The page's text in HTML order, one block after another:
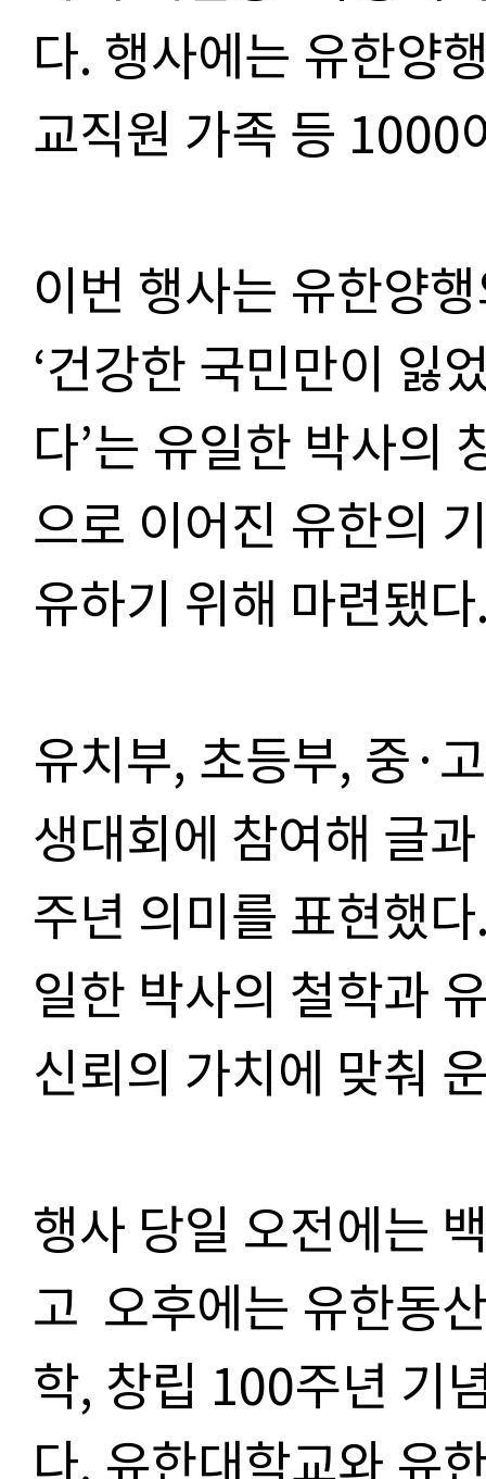
다. 행사에는 유한양
교직원 가족 등 1000
이번 행사는 유한양
‘건강한 국민만이 잃
다’는 유일한 박사의
으로 이어진 유한의
유하기 위해 마련됐
유치부, 초등부, 중·
생대회에 참여해 글
주년 의미를 표현했
일한 박사의 철학과
신뢰의 가치에 맞춰
행사 당일 오전에는
고 오후에는 유한동
학, 창립 100주년 기
다. 유한대학교와 유